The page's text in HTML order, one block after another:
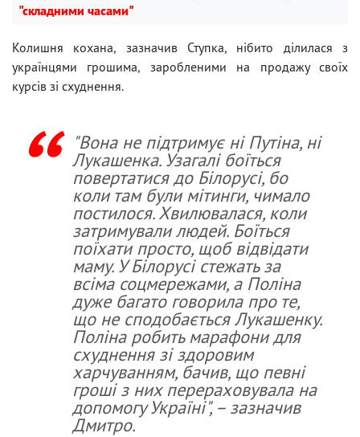
"складними часами"
Колишня кохана, зазначив Ступка, нібито ділилася з
українцями грошима, заробленими на продажу своїх
курсів зі схуднення.
"Вона не підтримує ні Путіна, ні
Лукашенка. Узагалі боїться
повертатися до Білорусі, бо
коли там були мітинги, чимало
постилося. Хвилювалася, коли
затримували людей. Боїться
поїхати просто, щоб відвідати
маму. У Білорусі стежать за
всіма соцмережами, а Поліна
дуже багато говорила про те,
що не сподобається Лукашенку.
Поліна робить марафони для
схуднення зі здоровим
харчуванням, бачив, що певні
гроші з них перераховувала на
допомогу Україні", – зазначив
Дмитро.